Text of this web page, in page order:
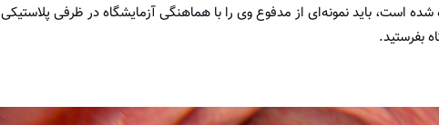
است، باید نمونه‌ای از مدفوع وی را با هماهنگی آزمایشگاه در ظرفی پلاستیکی
بفرستید.